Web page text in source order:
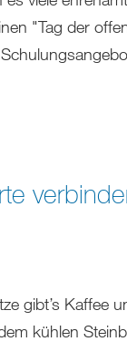
"Tag der
gibt’s Kaffee
kühlen